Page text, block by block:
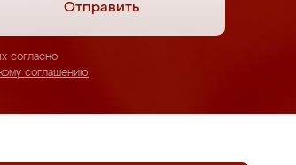
Отправить
согласно
соглашению